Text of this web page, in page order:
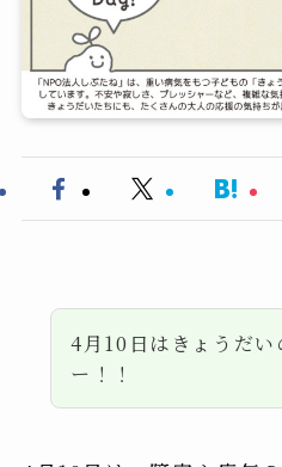
4月10日はきょうだい
ー！！